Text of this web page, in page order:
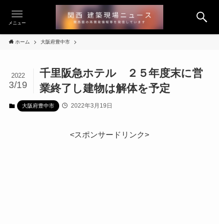
メニュー
ホーム 大阪府豊中市
千里阪急ホテル ２５年度末に営
業終了し建物は解体を予定
2022
3/19
大阪府豊中市 2022年3月19日
<スポンサードリンク>